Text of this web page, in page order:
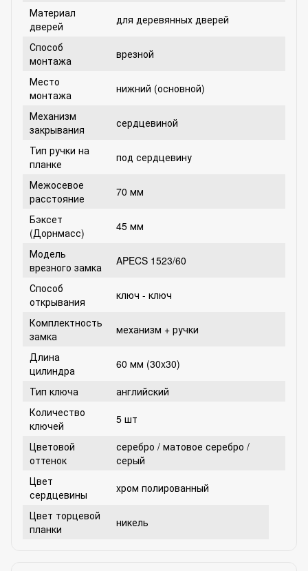
Материал
дверей
для деревянных дверей
Способ
монтажа
врезной
Место
монтажа
нижний (основной)
Механизм
закрывания
сердцевиной
Тип ручки на
планке
под сердцевину
Межосевое
расстояние
70 мм
Бэксет
(Дорнмасс)
45 мм
Модель
врезного замка
APECS 1523/60
Способ
открывания
ключ - ключ
Комплектность
замка
механизм + ручки
Длина
цилиндра
60 мм (30x30)
Тип ключа
английский
Количество
ключей
5 шт
Цветовой
оттенок
серебро / матовое серебро /
серый
Цвет
сердцевины
хром полированный
Цвет торцевой
планки
никель